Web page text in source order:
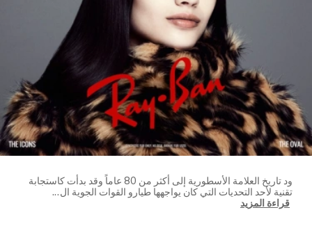
ود تاريخ العلامة الأسطورية إلى أكثر من 80 عاماً وقد بدأت كاستجابة
تقنية لأحد التحديات التي كان يواجهها طيارو القوات الجوية ال...
قراءة المزيد